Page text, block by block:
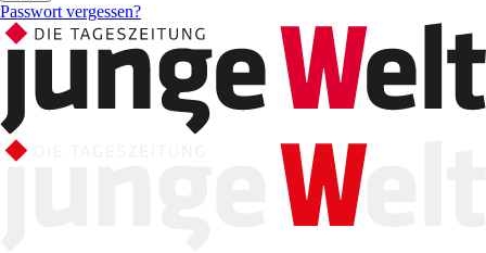
Passwort vergessen?